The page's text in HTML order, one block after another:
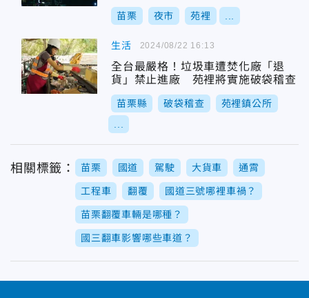
苗栗 夜市 苑裡
生活
全台最嚴格！垃圾車遭焚化廠「退
貨」禁止進廠 苑裡將實施破袋稽查
苗栗縣 破袋稽查 苑裡鎮公所
2024/08/22 16:13
相關標籤： 苗栗 國道 駕駛 大貨車 通霄
工程車 翻覆 國道三號哪裡車禍？
苗栗翻覆車輛是哪種？
國三翻車影響哪些車道？